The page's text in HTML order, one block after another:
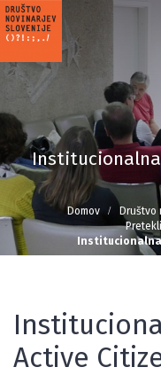
Domov Društvo
Active